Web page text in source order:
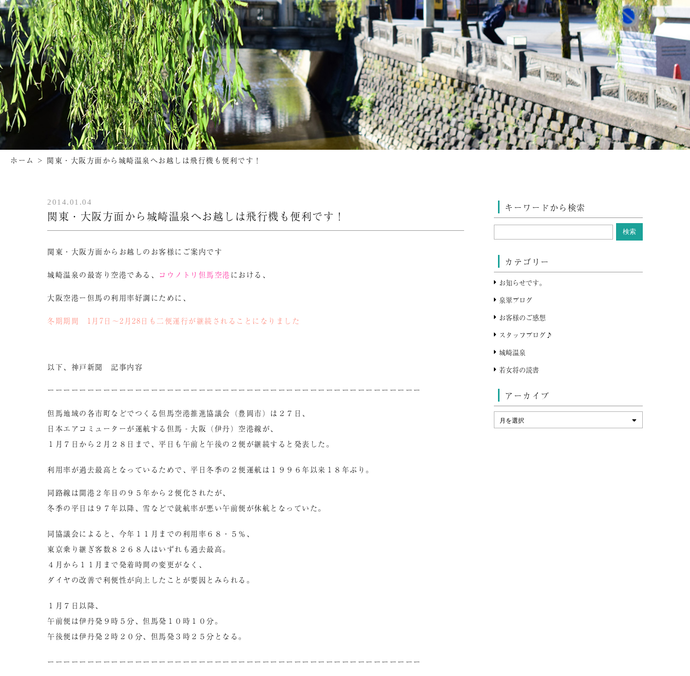
ホーム > 関東・大阪方面から城崎温泉へお越しは飛行機も便利です！
2014.01.04
関東・大阪方面から城崎温泉へお越しは飛行機も便利です！
関東・大阪方面からお越しのお客様にご案内です
城崎温泉の最寄り空港である、 コウノトリ但馬空港 における、
大阪空港ー但馬の利用率好調にために、
冬期期間 1月7日～2月28日も二便運行が継続されることになりました
以下、神戸新聞 記事内容
ーーーーーーーーーーーーーーーーーーーーーーーーーーーーーーーーーーーーーーーーーーーーーーー
但馬地域の各市町などでつくる但馬空港推進協議会（豊岡市）は２７日、
日本エアコミューターが運航する但馬‐大阪（伊丹）空港線が、
１月７日から２月２８日まで、平日も午前と午後の２便が継続すると発表した。
利用率が過去最高となっているためで、平日冬季の２便運航は１９９６年以来１８年ぶり。
同路線は開港２年目の９５年から２便化されたが、
冬季の平日は９７年以降、雪などで就航率が悪い午前便が休航となっていた。
同協議会によると、今年１１月までの利用率６８・５％、
東京乗り継ぎ客数８２６８人はいずれも過去最高。
４月から１１月まで発着時間の変更がなく、
ダイヤの改善で利便性が向上したことが要因とみられる。
１月７日以降、
午前便は伊丹発９時５分、但馬発１０時１０分。
午後便は伊丹発２時２０分、但馬発３時２５分となる。
ーーーーーーーーーーーーーーーーーーーーーーーーーーーーーーーーーーーーーーーーーーーーーーー
キーワードから検索
カテゴリー
お知らせです。
泉翠ブログ
お客様のご感想
スタッフブログ♪
城崎温泉
若女将の読書
アーカイブ